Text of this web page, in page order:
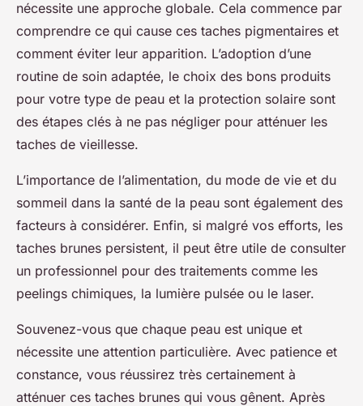
nécessite une approche globale. Cela commence par
comprendre ce qui cause ces taches pigmentaires et
comment éviter leur apparition. L’adoption d’une
routine de soin adaptée, le choix des bons produits
pour votre type de peau et la protection solaire sont
des étapes clés à ne pas négliger pour atténuer les
taches de vieillesse.
L’importance de l’alimentation, du mode de vie et du
sommeil dans la santé de la peau sont également des
facteurs à considérer. Enfin, si malgré vos efforts, les
taches brunes persistent, il peut être utile de consulter
un professionnel pour des traitements comme les
peelings chimiques, la lumière pulsée ou le laser.
Souvenez-vous que chaque peau est unique et
nécessite une attention particulière. Avec patience et
constance, vous réussirez très certainement à
atténuer ces taches brunes qui vous gênent. Après